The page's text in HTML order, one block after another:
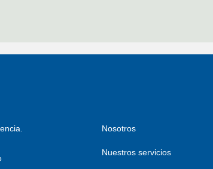
Nosotros
Nuestros servicios